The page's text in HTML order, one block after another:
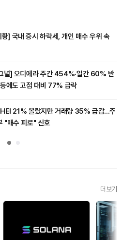
] 국내 증시 하락세, 개인 매수 우위 속
널] 오디에라 주간 454%·일간 60% 반
에도 고점 대비 77% 급락
21% 올랐지만 거래량 35% 급감...주
"매수 피로" 신호
더보기